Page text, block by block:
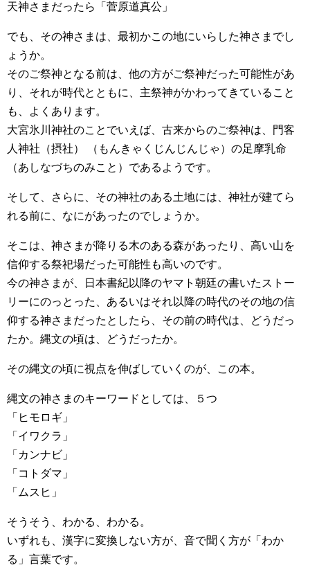
天神さまだったら「菅原道真公」
でも、その神さまは、最初かこの地にいらした神さまでし
ょうか。
そのご祭神となる前は、他の方がご祭神だった可能性があ
り、それが時代とともに、主祭神がかわってきていること
も、よくあります。
大宮氷川神社のことでいえば、古来からのご祭神は、門客
人神社（摂社） （もんきゃくじんじんじゃ）の足摩乳命
（あしなづちのみこと）であるようです。
そして、さらに、その神社のある土地には、神社が建てら
れる前に、なにがあったのでしょうか。
そこは、神さまが降りる木のある森があったり、高い山を
信仰する祭祀場だった可能性も高いのです。
今の神さまが、日本書紀以降のヤマト朝廷の書いたストー
リーにのっとった、あるいはそれ以降の時代のその地の信
仰する神さまだったとしたら、その前の時代は、どうだっ
たか。縄文の頃は、どうだったか。
その縄文の頃に視点を伸ばしていくのが、この本。
縄文の神さまのキーワードとしては、５つ
「ヒモロギ」
「イワクラ」
「カンナビ」
「コトダマ」
「ムスヒ」
そうそう、わかる、わかる。
いずれも、漢字に変換しない方が、音で聞く方が「わか
る」言葉です。